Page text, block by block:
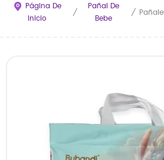
Página De
Inicio
/
Pañal De
Bebe
/